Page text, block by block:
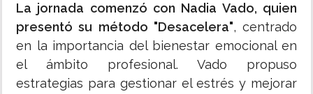
La jornada comenzó con Nadia Vado, quien
presentó su método "Desacelera", centrado
en la importancia del bienestar emocional en
el ámbito profesional. Vado propuso
estrategias para gestionar el estrés y mejorar